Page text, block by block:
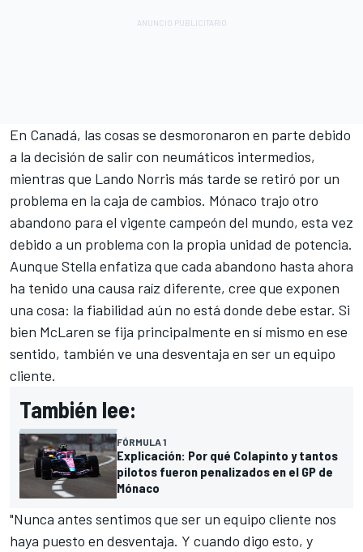
En Canadá, las cosas se desmoronaron en parte debido
a la decisión de salir con neumáticos intermedios,
mientras que Lando Norris más tarde se retiró por un
problema en la caja de cambios. Mónaco trajo otro
abandono para el vigente campeón del mundo, esta vez
debido a un problema con la propia unidad de potencia.
Aunque Stella enfatiza que cada abandono hasta ahora
ha tenido una causa raíz diferente, cree que exponen
una cosa: la fiabilidad aún no está donde debe estar. Si
bien McLaren se fija principalmente en sí mismo en ese
sentido, también ve una desventaja en ser un equipo
cliente.
También lee:
FÓRMULA 1
Explicación: Por qué Colapinto y tantos
pilotos fueron penalizados en el GP de
Mónaco
"Nunca antes sentimos que ser un equipo cliente nos
haya puesto en desventaja. Y cuando digo esto, y